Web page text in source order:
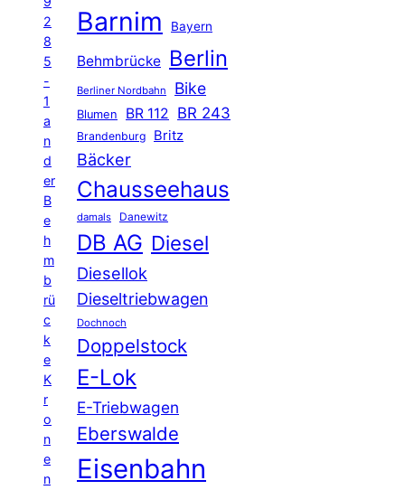
2
8
5
-
1
a
n
d
er
B
e
h
m
b
rü
c
k
e
K
r
o
n
e
n
Barnim Bayern
Behmbrücke Berlin
Berliner Nordbahn Bike
Blumen BR 112 BR 243
Brandenburg Britz
Bäcker
Chausseehaus
damals Danewitz
DB AG Diesel
Diesellok
Dieseltriebwagen
Dochnoch
Doppelstock
E-Lok
E-Triebwagen
Eberswalde
Eisenbahn